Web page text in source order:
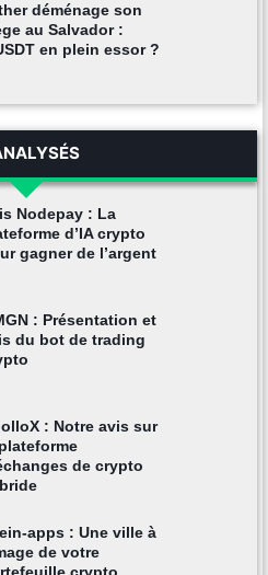
déménage son
au Salvador :
en plein essor ?
Nodepay : La
d’IA crypto
gagner de l’argent
: Présentation et
du bot de trading
: Notre avis sur
de crypto
apps : Une ville à
de votre